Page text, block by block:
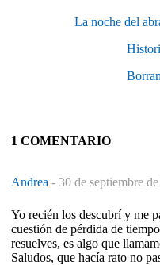
La noche del
1 COMENTARIO
Andrea - 30 de septiembre
Yo recién los descubrí y me
cuestión de pérdida de
resuelves, es algo que
Saludos, que hacía rato no